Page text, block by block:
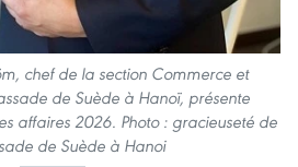
chef de la section Commerce et
de Suède à Hanoï, présente
affaires 2026. Photo : gracieuseté de
de Suède à Hanoi